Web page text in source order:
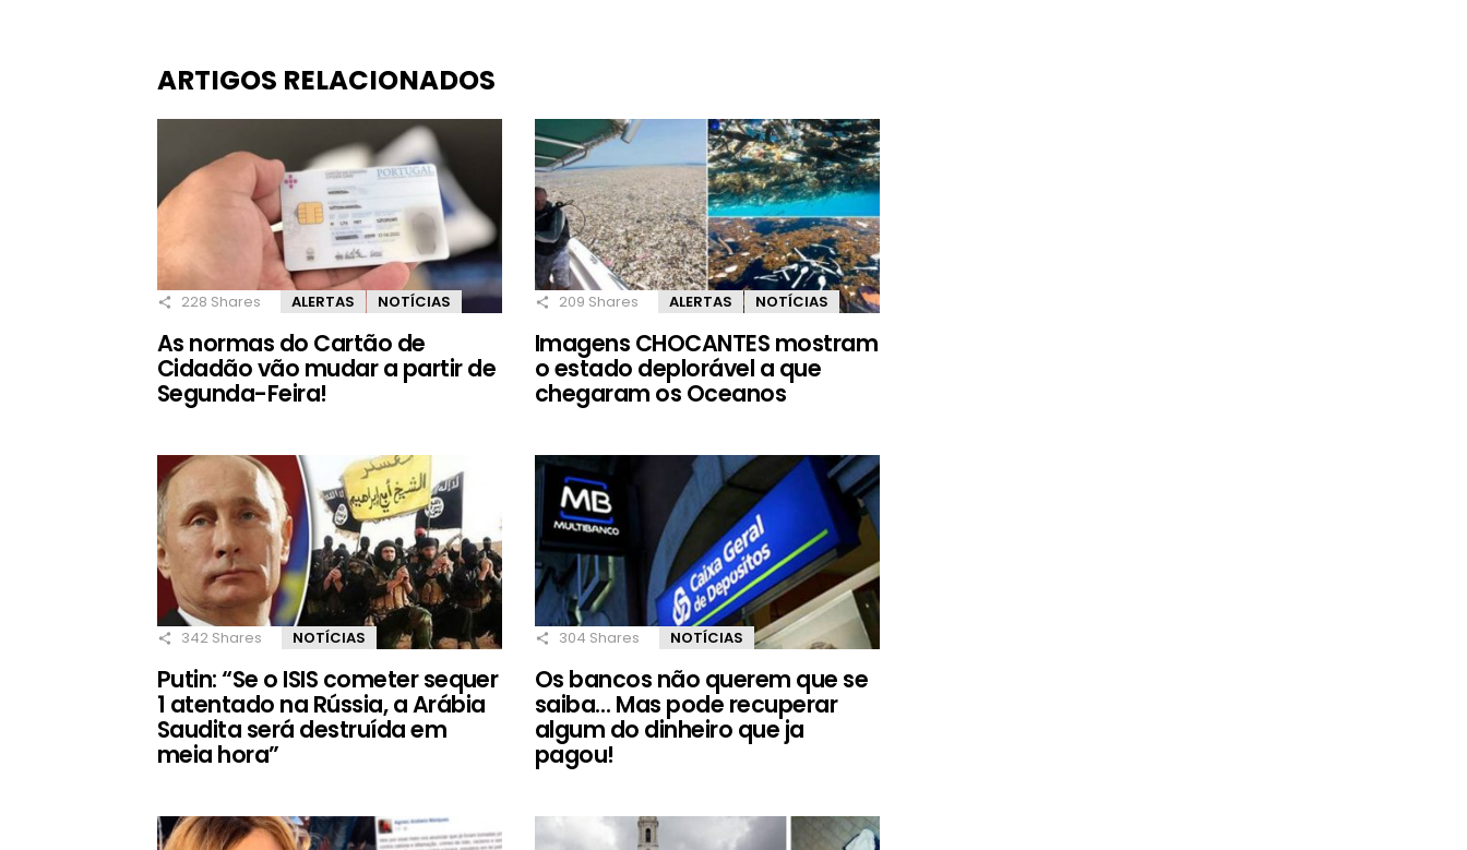
ARTIGOS RELACIONADOS
228 Shares ALERTAS NOTÍCIAS
As normas do Cartão de
Cidadão vão mudar a partir de
Segunda-Feira!
209 Shares ALERTAS NOTÍCIAS
Imagens CHOCANTES mostram
o estado deplorável a que
chegaram os Oceanos
342 Shares NOTÍCIAS
Putin: “Se o ISIS cometer sequer
1 atentado na Rússia, a Arábia
Saudita será destruída em
meia hora”
304 Shares NOTÍCIAS
Os bancos não querem que se
saiba… Mas pode recuperar
algum do dinheiro que ja
pagou!